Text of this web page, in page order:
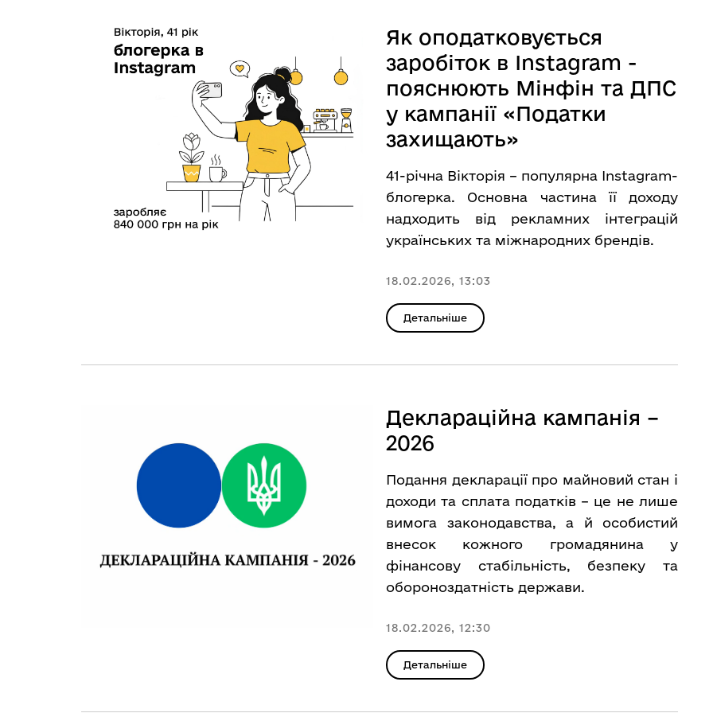
Як оподатковується
заробіток в Instagram -
пояснюють Мінфін та ДПС
у кампанії «Податки
захищають»
41-річна Вікторія – популярна Instagram-
блогерка. Основна частина її доходу
надходить від рекламних інтеграцій
українських та міжнародних брендів.
18.02.2026, 13:03
Детальніше
Деклараційна кампанія –
2026
Подання декларації про майновий стан і
доходи та сплата податків – це не лише
вимога законодавства, а й особистий
внесок кожного громадянина у
фінансову стабільність, безпеку та
обороноздатність держави.
18.02.2026, 12:30
Детальніше